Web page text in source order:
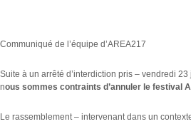
Communiqué de l’équipe d’AREA217
Suite à un arrêté d’interdiction pris – vendredi
nous sommes contraints d’annuler le festival
Le rassemblement – intervenant dans un